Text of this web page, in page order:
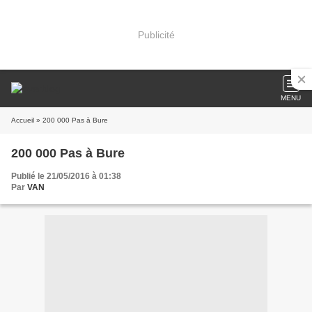
Publicité
MENU
Accueil » 200 000 Pas à Bure
200 000 Pas à Bure
Publié le 21/05/2016 à 01:38
Par VAN